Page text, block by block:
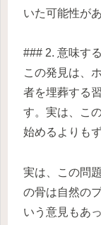
いた可能性が
### 2. 意味す
この発見は、
者を埋葬する
す。実は、こ
始めるよりも
実は、この問
の骨は自然の
いう意見もあ